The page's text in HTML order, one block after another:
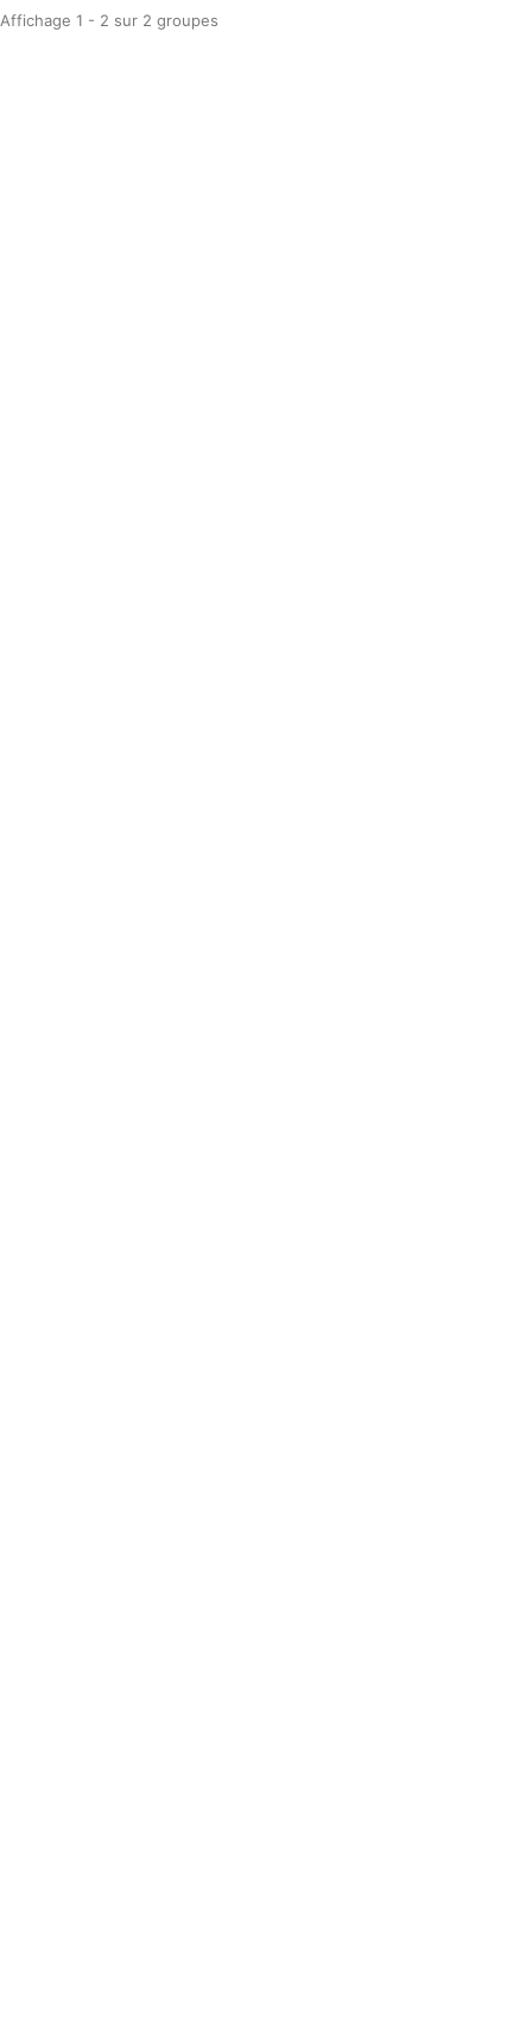
Affichage 1 - 2 sur 2 groupes